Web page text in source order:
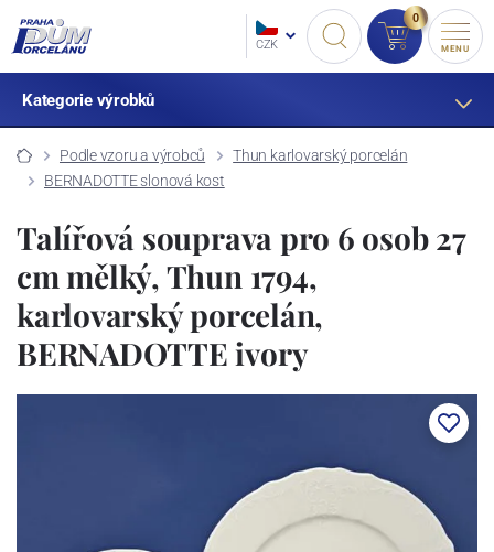
CZK
0
MENU
Kategorie výrobků
Podle vzoru a výrobců
Thun karlovarský porcelán
BERNADOTTE slonová kost
Talířová souprava pro 6 osob 27
cm mělký, Thun 1794,
karlovarský porcelán,
BERNADOTTE ivory